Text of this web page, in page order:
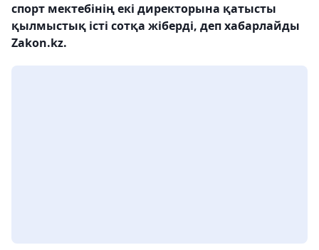
спорт мектебінің екі директорына қатысты
қылмыстық істі сотқа жіберді, деп хабарлайды
Zakon.kz.